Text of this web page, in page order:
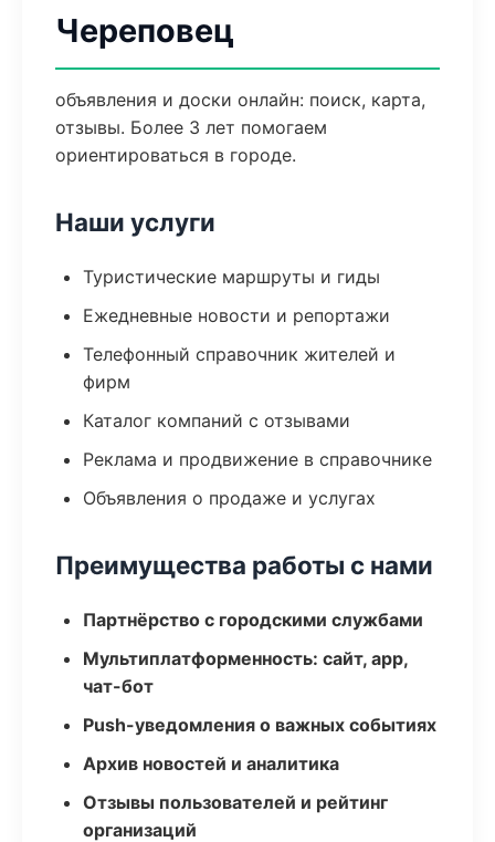
Череповец
объявления и доски онлайн: поиск, карта,
отзывы. Более 3 лет помогаем
ориентироваться в городе.
Наши услуги
Туристические маршруты и гиды
Ежедневные новости и репортажи
Телефонный справочник жителей и
фирм
Каталог компаний с отзывами
Реклама и продвижение в справочнике
Объявления о продаже и услугах
Преимущества работы с нами
Партнёрство с городскими службами
Мультиплатформенность: сайт, app,
чат-бот
Push-уведомления о важных событиях
Архив новостей и аналитика
Отзывы пользователей и рейтинг
организаций